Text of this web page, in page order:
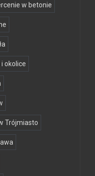
w betonie
okolice
Trójmiasto